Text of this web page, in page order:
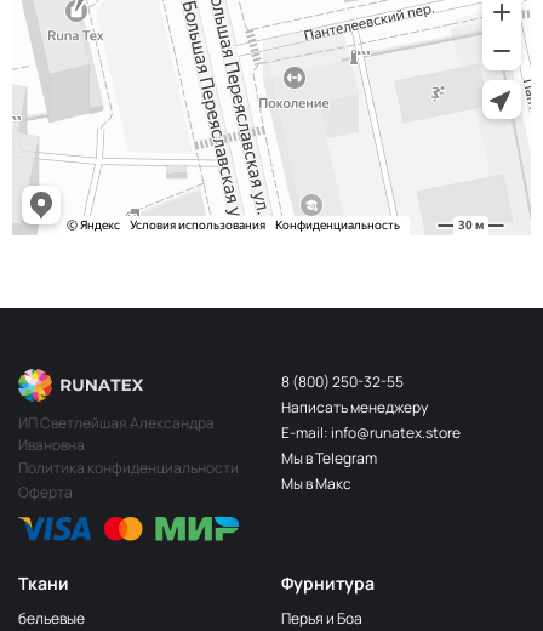
Ткани
бельевые
Фурнитура
Перья и Боа
ИП Светлейшая Александра
Ивановна
Политика конфиденциальности
Оферта
8 (800) 250-32-55
Написать менеджеру
E-mail: info@runatex.store
Мы в Telegram
Мы в Макс